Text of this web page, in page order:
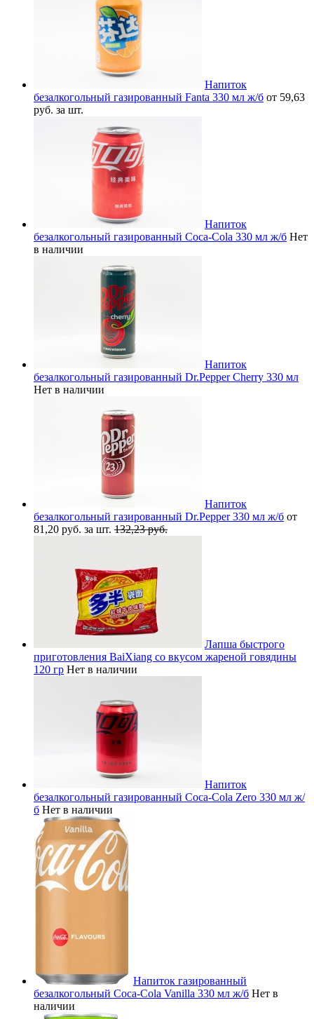
Напиток
безалкогольный газированный Fanta 330 мл ж/б от 59,63
руб. за шт.
Напиток
безалкогольный газированный Coca-Cola 330 мл ж/б Нет
в наличии
Напиток
безалкогольный газированный Dr.Pepper Cherry 330 мл
Нет в наличии
Напиток
безалкогольный газированный Dr.Pepper 330 мл ж/б от
81,20 руб. за шт. 132,23 руб.
Лапша быстрого
приготовления BaiXiang со вкусом жареной говядины
120 гр Нет в наличии
Напиток
безалкогольный газированный Coca-Cola Zero 330 мл ж/
б Нет в наличии
Напиток газированный
безалкогольный Coca-Cola Vanilla 330 мл ж/б Нет в
наличии